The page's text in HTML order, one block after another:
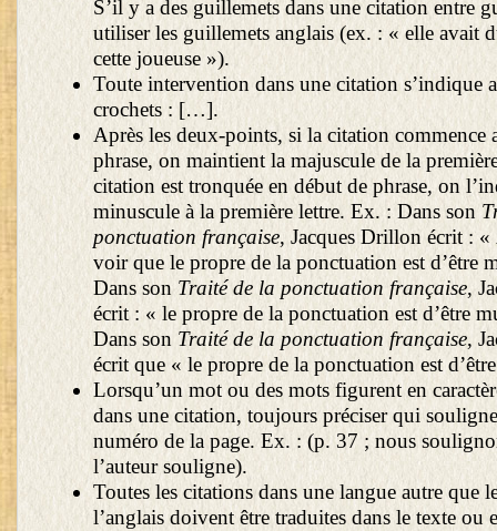
S’il y a des guillemets dans une citation entre
utiliser les guillemets anglais (ex. : « elle avait
cette joueuse »).
Toute intervention dans une citation s’indique
crochets : […].
Après les deux-points, si la citation commence
phrase, on maintient la majuscule de la
citation est tronquée en début de phrase, on
minuscule à la première lettre. Ex. : Dans son
ponctuation française, Jacques Drillon écrit : «
voir que le propre de la ponctuation est d’être
Dans son Traité de la ponctuation française,
écrit : « le propre de la ponctuation est d’être
Dans son Traité de la ponctuation française,
écrit que « le propre de la ponctuation est
Lorsqu’un mot ou des mots figurent en
dans une citation, toujours préciser qui
numéro de la page. Ex. : (p. 37 ; nous
l’auteur souligne).
Toutes les citations dans une langue autre que
l’anglais doivent être traduites dans le texte ou